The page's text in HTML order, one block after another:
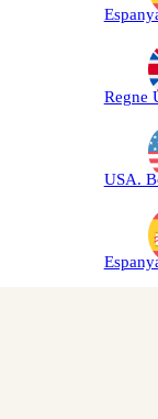
Regne
USA.